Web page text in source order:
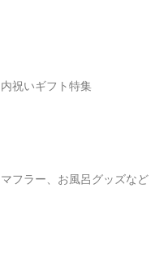
内祝いギフト特集
マフラー、お風呂グッズなど